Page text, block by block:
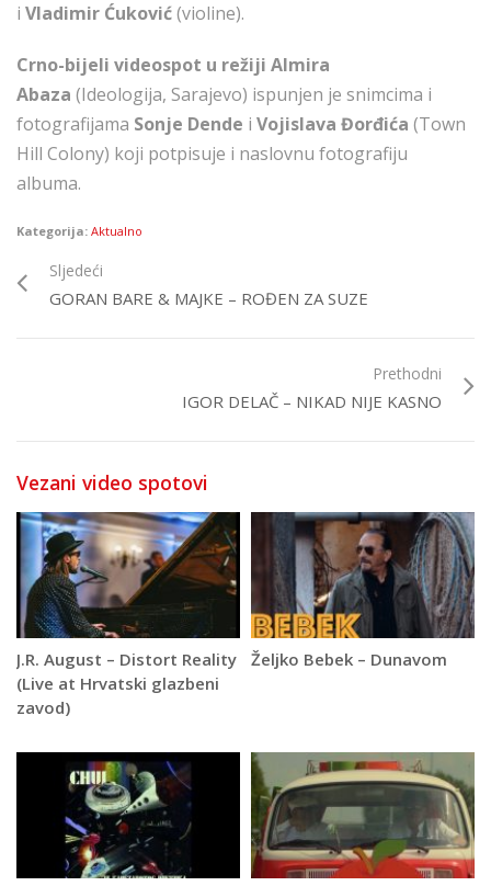
i Vladimir Ćuković(violine).
Crno-bijeli videospot u režiji Almira
Abaza (Ideologija, Sarajevo) ispunjen je snimcima i
fotografijama Sonje Dende i Vojislava Đorđića (Town
Hill Colony) koji potpisuje i naslovnu fotografiju
albuma.
Kategorija: Aktualno
Sljedeći
GORAN BARE & MAJKE – ROĐEN ZA SUZE
Prethodni
IGOR DELAČ – NIKAD NIJE KASNO
Vezani video spotovi
J.R. August – Distort Reality
(Live at Hrvatski glazbeni
zavod)
Željko Bebek – Dunavom